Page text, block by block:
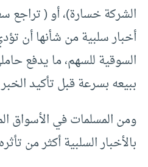
الشركة خسارة)، أو ( تراجع
أخبار سلبية من شأنها أن
السوقية للسهم، ما يدفع
ببيعه بسرعة قبل تأكيد الخبر
ومن المسلمات في الأسواق
بالأخبار السلبية أكثر من